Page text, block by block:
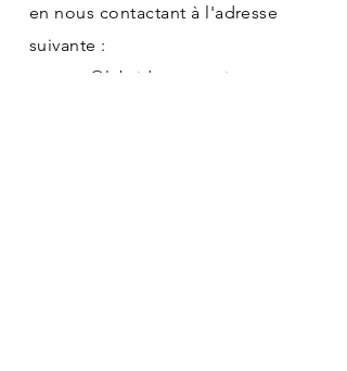
en nous contactant à l'adresse
suivante :
contact@labridesmemoires.com